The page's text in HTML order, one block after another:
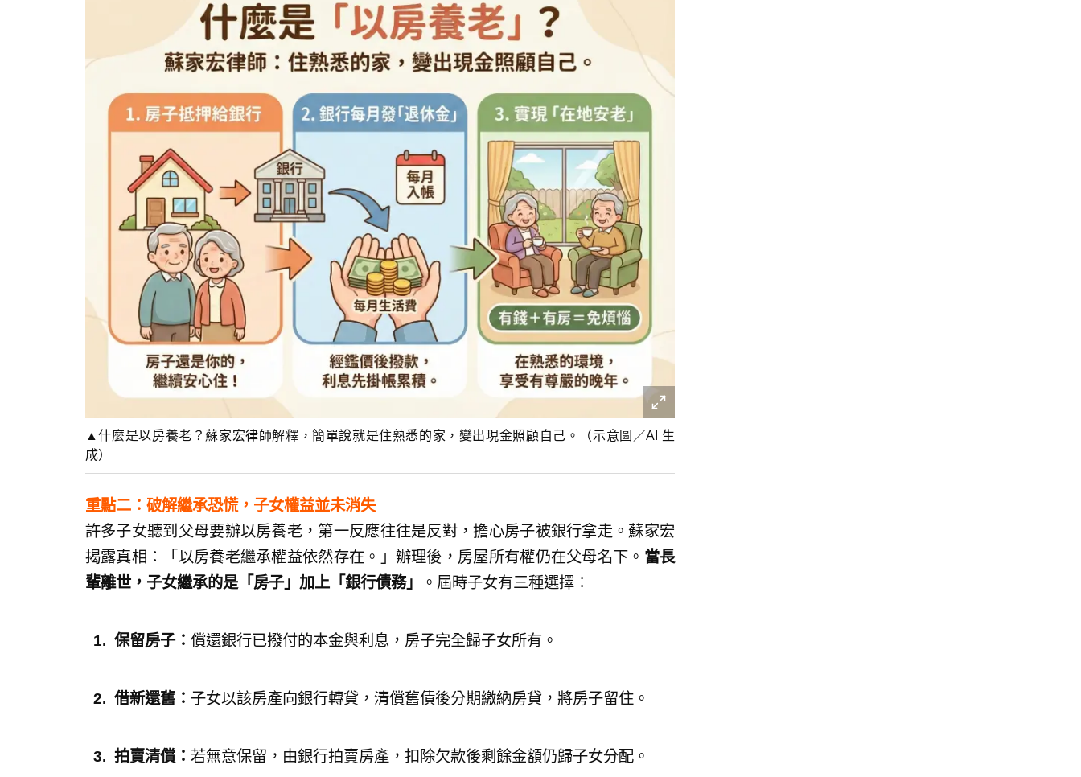
▲什麼是以房養老？蘇家宏律師解釋，簡單說就是住熟悉的家，變出現金照顧自己。（示意圖／AI 生
成）
重點二：破解繼承恐慌，子女權益並未消失
許多子女聽到父母要辦以房養老，第一反應往往是反對，擔心房子被銀行拿走。蘇家宏
揭露真相：「以房養老繼承權益依然存在。」辦理後，房屋所有權仍在父母名下。 當長
輩離世，子女繼承的是「房子」加上「銀行債務」
。屆時子女有三種選擇：
1. 保留房子： 償還銀行已撥付的本金與利息，房子完全歸子女所有。
2. 借新還舊： 子女以該房產向銀行轉貸，清償舊債後分期繳納房貸，將房子留住。
3. 拍賣清償： 若無意保留，由銀行拍賣房產，扣除欠款後剩餘金額仍歸子女分配。